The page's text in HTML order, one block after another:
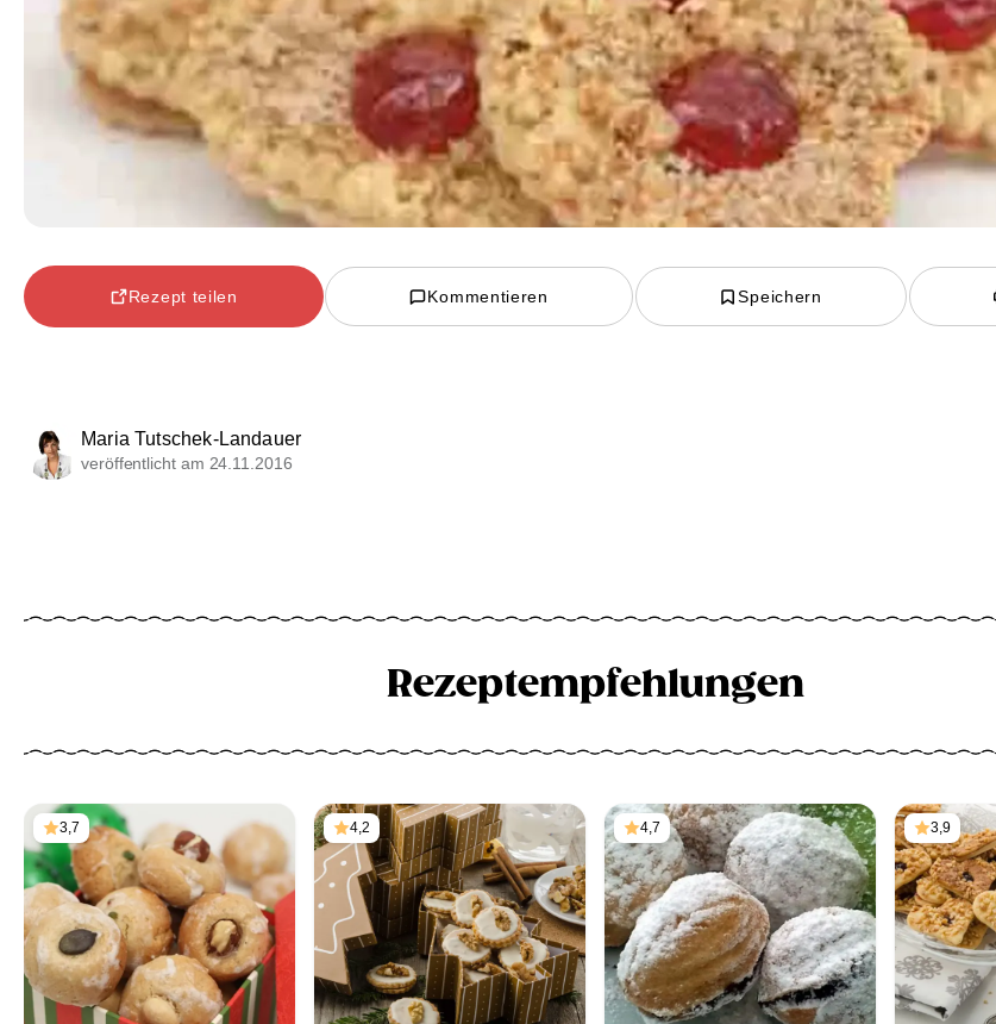
Rezept teilen Kommentieren Speichern
Maria Tutschek-Landauer
veröffentlicht am 24.11.2016
Rezeptempfehlungen
3,7 4,2 4,7 3,9